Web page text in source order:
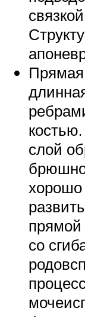
слой
хорошо
со